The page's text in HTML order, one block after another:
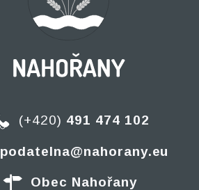
(+420) 491 474 102
podatelna@nahorany.eu
Obec Nahořany